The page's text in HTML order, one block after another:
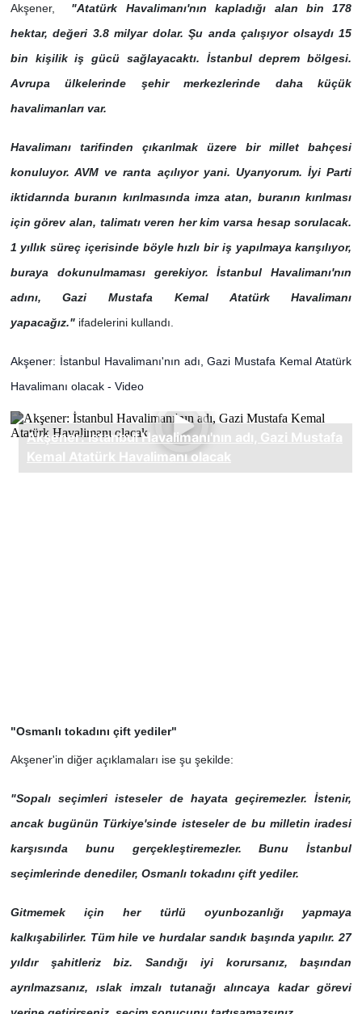
Akşener,
"Atatürk Havalimanı'nın kapladığı alan bin 178
hektar, değeri 3.8 milyar dolar. Şu anda çalışıyor olsaydı 15
bin kişilik iş gücü sağlayacaktı. İstanbul deprem bölgesi.
Avrupa ülkelerinde şehir merkezlerinde daha küçük
havalimanları var.
Havalimanı tarifinden çıkarılmak üzere bir millet bahçesi
konuluyor. AVM ve ranta açılıyor yani. Uyarıyorum. İyi Parti
iktidarında buranın kırılmasında imza atan, buranın kırılması
için görev alan, talimatı veren her kim varsa hesap sorulacak.
1 yıllık süreç içerisinde böyle hızlı bir iş yapılmaya karışılıyor,
buraya dokunulmaması gerekiyor. İstanbul Havalimanı'nın
adını, Gazi Mustafa Kemal Atatürk Havalimanı
yapacağız." ifadelerini kullandı.
Akşener: İstanbul Havalimanı'nın adı, Gazi Mustafa Kemal Atatürk
Havalimanı olacak - Video
"Osmanlı tokadını çift yediler"
Akşener'in diğer açıklamaları ise şu şekilde:
"Sopalı seçimleri isteseler de hayata geçiremezler. İstenir,
ancak bugünün Türkiye'sinde isteseler de bu milletin iradesi
karşısında bunu gerçekleştiremezler. Bunu İstanbul
seçimlerinde denediler, Osmanlı tokadını çift yediler.
Gitmemek için her türlü oyunbozanlığı yapmaya
kalkışabilirler. Tüm hile ve hurdalar sandık başında yapılır. 27
yıldır şahitleriz biz. Sandığı iyi korursanız, başından
ayrılmazsanız, ıslak imzalı tutanağı alıncaya kadar görevi